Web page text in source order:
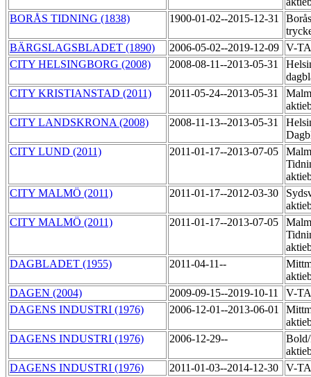
BORÅS TIDNING (1838)
1900-01-02--2015-12-31
BÄRGSLAGSBLADET (1890)
2006-05-02--2019-12-09 V-
CITY HELSINGBORG (2008)
2008-08-11--2013-05-31
CITY KRISTIANSTAD (2011)
2011-05-24--2013-05-31
CITY LANDSKRONA (2008)
2008-11-13--2013-05-31
CITY LUND (2011)
2011-01-17--2013-07-05
CITY MALMÖ (2011)
2011-01-17--2012-03-30
CITY MALMÖ (2011)
2011-01-17--2013-07-05
DAGBLADET (1955)
2011-04-11--
DAGEN (2004)
2009-09-15--2019-10-11
V-
DAGENS INDUSTRI (1976)
2006-12-01--2013-06-01
DAGENS INDUSTRI (1976)
2006-12-29--
DAGENS INDUSTRI (1976)
2011-01-03--2014-12-30
V-